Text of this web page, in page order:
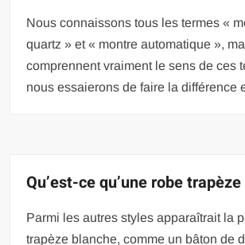
Nous connaissons tous les termes «
quartz » et « montre automatique »,
comprennent vraiment le sens de ces
nous essaierons de faire la différence
Qu’est-ce qu’une robe trapèze
Parmi les autres styles apparaîtrait la
trapèze blanche, comme un bâton de